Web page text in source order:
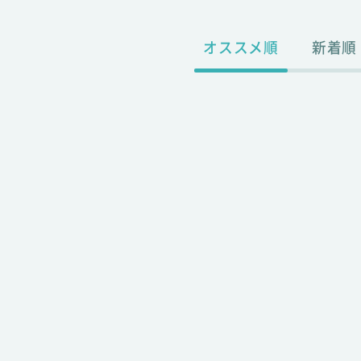
オススメ順 新着順